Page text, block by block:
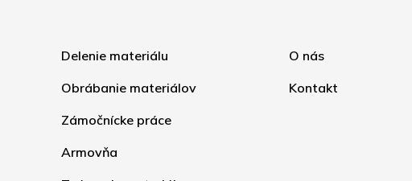
Delenie materiálu
Obrábanie materiálov
Zámočnícke práce
Armovňa
O nás
Kontakt